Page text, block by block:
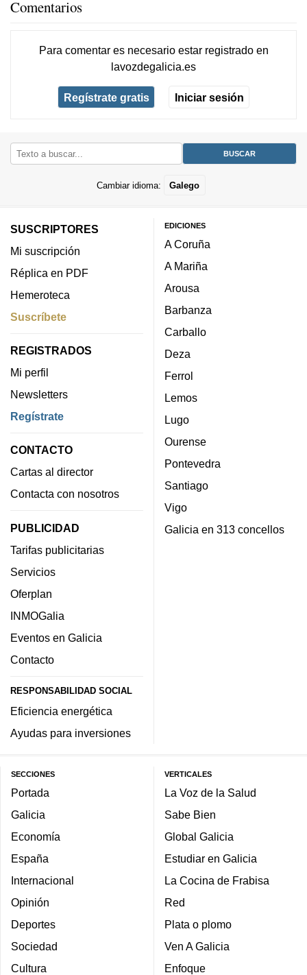
Comentarios
Para comentar es necesario estar registradoen
lavozdegalicia.es
Regístrate gratis Iniciar sesión
Cambiar idioma: Galego
SUSCRIPTORES
Mi suscripción
Réplica en PDF
Hemeroteca
Suscríbete
REGISTRADOS
Mi perfil
Newsletters
Regístrate
CONTACTO
Cartas al director
Contacta con nosotros
PUBLICIDAD
Tarifas publicitarias
Servicios
Oferplan
INMOGalia
Eventos en Galicia
Contacto
RESPONSABILIDAD SOCIAL
Eficiencia energética
Ayudas para inversiones
EDICIONES
A Coruña
A Mariña
Arousa
Barbanza
Carballo
Deza
Ferrol
Lemos
Lugo
Ourense
Pontevedra
Santiago
Vigo
Galicia en 313 concellos
SECCIONES
Portada
Galicia
Economía
España
Internacional
Opinión
Deportes
Sociedad
Cultura
VERTICALES
La Voz de la Salud
Sabe Bien
Global Galicia
Estudiar en Galicia
La Cocina de Frabisa
Red
Plata o plomo
Ven A Galicia
Enfoque